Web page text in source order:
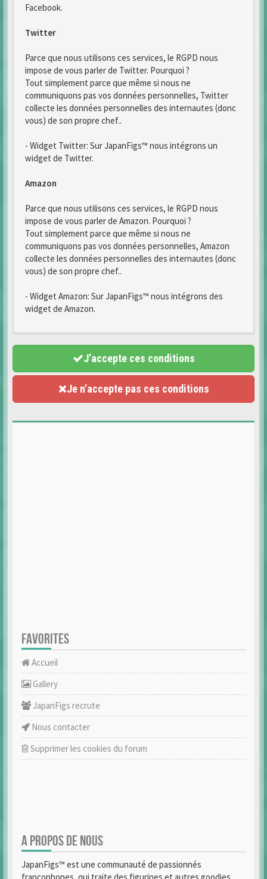
Facebook.
Twitter
Parce que nous utilisons ces services, le RGPD nous
impose de vous parler de Twitter. Pourquoi ?
Tout simplement parce que même si nous ne
communiquons pas vos données personnelles, Twitter
collecte les données personnelles des internautes (donc
vous) de son propre chef..
- Widget Twitter: Sur JapanFigs™ nous intégrons un
widget de Twitter.
Amazon
Parce que nous utilisons ces services, le RGPD nous
impose de vous parler de Amazon. Pourquoi ?
Tout simplement parce que même si nous ne
communiquons pas vos données personnelles, Amazon
collecte les données personnelles des internautes (donc
vous) de son propre chef..
- Widget Amazon: Sur JapanFigs™ nous intégrons des
widget de Amazon.
J’accepte ces conditions
Je n’accepte pas ces conditions
FAVORITES
Accueil
Gallery
JapanFigs recrute
Nous contacter
Supprimer les cookies du forum
A PROPOS DE NOUS
JapanFigs™ est une communauté de passionnés